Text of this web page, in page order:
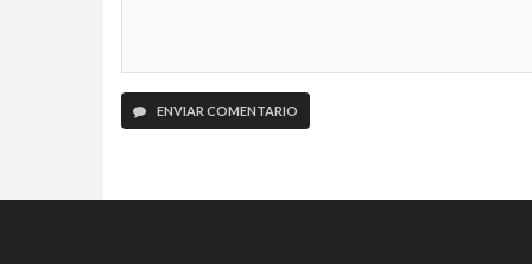
ENVIAR COMENTARIO